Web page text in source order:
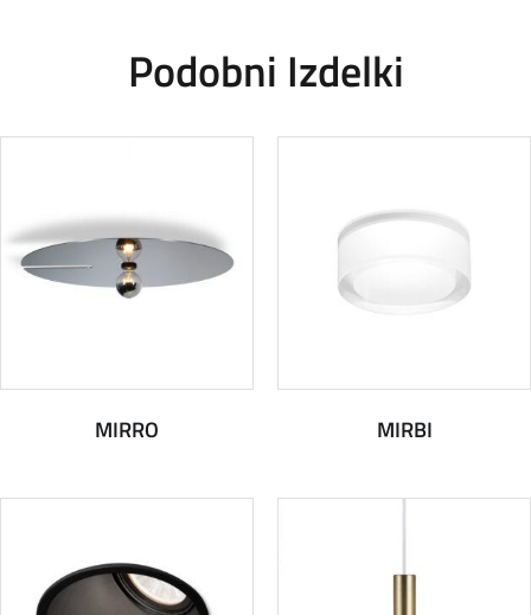
Podobni Izdelki
MIRRO MIRBI